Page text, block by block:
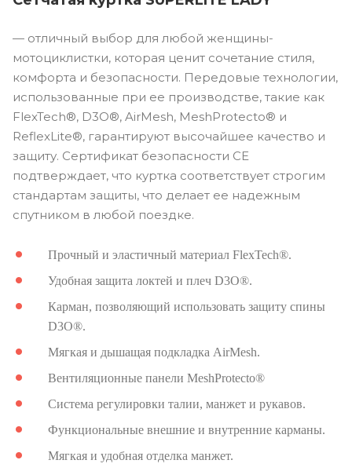
— отличный выбор для любой женщины-
мотоциклистки, которая ценит сочетание стиля,
комфорта и безопасности. Передовые технологии,
использованные при ее производстве, такие как
FlexTech®, D3O®, AirMesh, MeshProtecto® и
ReflexLite®, гарантируют высочайшее качество и
защиту. Сертификат безопасности CE
подтверждает, что куртка соответствует строгим
стандартам защиты, что делает ее надежным
спутником в любой поездке.
Прочный и эластичный материал FlexTech®.
Удобная защита локтей и плеч D3O®.
Карман, позволяющий использовать защиту спины
D3O®.
Мягкая и дышащая подкладка AirMesh.
Вентиляционные панели MeshProtecto®
Система регулировки талии, манжет и рукавов.
Функциональные внешние и внутренние карманы.
Мягкая и удобная отделка манжет.